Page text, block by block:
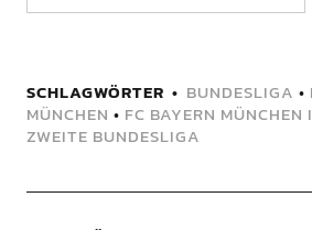
SCHLAGWÖRTER BUNDESLIGA •
MÜNCHEN • FC BAYERN MÜNCHEN
ZWEITE BUNDESLIGA